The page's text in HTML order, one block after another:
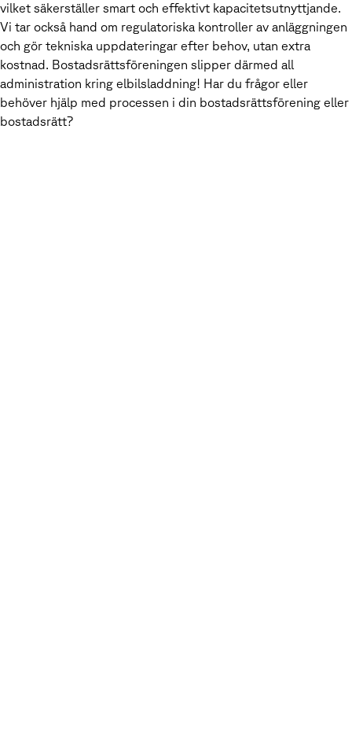
vilket säkerställer smart och effektivt kapacitetsutnyttjande.
Vi tar också hand om regulatoriska kontroller av anläggningen
och gör tekniska uppdateringar efter behov, utan extra
kostnad. Bostadsrättsföreningen slipper därmed all
administration kring elbilsladdning! Har du frågor eller
behöver hjälp med processen i din bostadsrättsförening eller
bostadsrätt?